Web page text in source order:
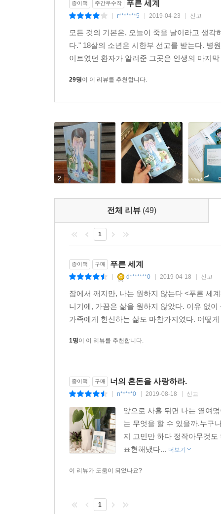
종이책 주간우수작 푸른 세계
r*******5 2019-04-23 신고
모든 것의 기본은, 오늘이 죽을 날이라고 생
다." 18살의 소년은 시한부 선고를 받는다. 병
이트였던 환자가 알려준 그곳은 인생의 마지
29명이 이 리뷰를 추천합니다.
2
전체 리뷰 (49)
1
종이책 구매 푸른 세계
d*******0 2019-04-18 신고
잠에서 깨지만, 나는 원하지 않는다 <푸른 세
니기에, 가끔은 삶을 원하지 않았다. 이유 없
가족에게 헌신하는 삶도 마찬가지였다. 어떻
1명이 이 리뷰를 추천합니다.
종이책 구매 너의 혼돈을 사랑하라.
n*****0 2019-08-18 신고
앞으로 사흘 뒤면 나는 열여
는 무엇을 할 수 있을까.누구
지 고민만 하다 정작아무것
표현해냈다... 더보기
이 리뷰가 도움이 되었나요?
1